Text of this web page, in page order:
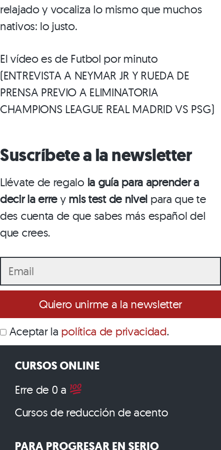
relajado y vocaliza lo mismo que muchos
nativos: lo justo.
El vídeo es de Futbol por minuto
(ENTREVISTA A NEYMAR JR Y RUEDA DE
PRENSA PREVIO A ELIMINATORIA
CHAMPIONS LEAGUE REAL MADRID VS PSG)
Suscríbete a la newsletter
Llévate de regalo la guía para aprender a
decir la errey mis test de nivel para que te
des cuenta de que sabes más español del
que crees.
Aceptar la política de privacidad.
CURSOS ONLINE
Erre de 0 a
Cursos de reducción de acento
PARA PROGRESAR EN SERIO